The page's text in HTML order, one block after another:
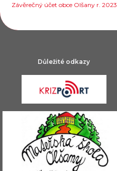
Závěrečný účet obce Olšany r. 2023
Důležité odkazy